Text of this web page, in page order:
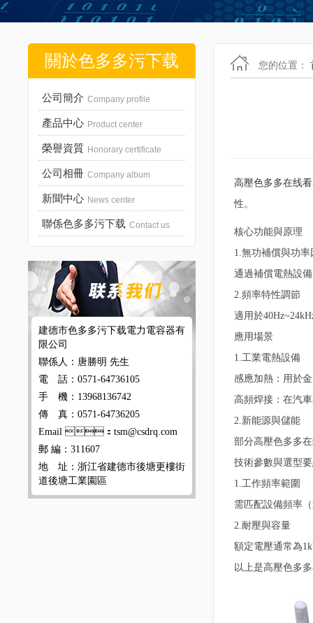
關於色多多污下载
公司簡介 Company profile
產品中心 Product center
榮譽資質 Honorary certificate
公司相冊 Company album
新聞中心 News center
聯係色多多污下载 Contact us
建德市色多多污下载電力電容器有
限公司
聯係人：唐勝明 先生
電 話：0571-64736105
手 機：13968136742
傳 真：0571-64736205
Email ：tsm@csdrq.com
郵 編：311607
地 址：浙江省建德市後塘更樓街
道後塘工業園區
您的位置：
高壓色多多在线
性。
核心功能與原理
1.無功補償與功
通過補償電熱設備的
2.頻率特性調節
適用於40Hz~24kHz
應用場景
1.工業電熱設備
感應加熱：用於
高頻焊接：在汽
2.新能源與儲能
部分高壓色多多在
技術參數與選型
1.工作頻率範圍
需匹配設備頻率
2.耐壓與容量
額定電壓通常為
以上是高壓色多多